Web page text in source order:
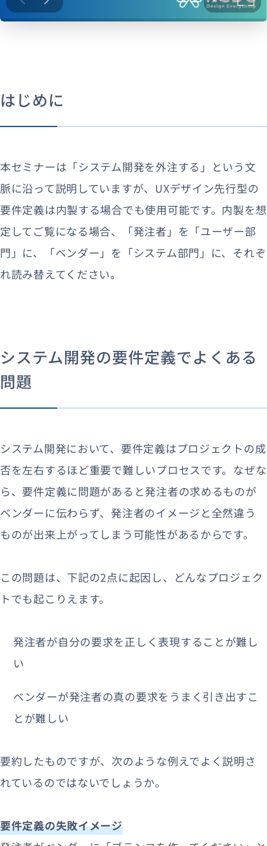
はじめに
本セミナーは「システム開発を外注する」という文
脈に沿って説明していますが、UXデザイン先行型の
要件定義は内製する場合でも使用可能です。内製を想
定してご覧になる場合、「発注者」を「ユーザー部
門」に、「ベンダー」を「システム部門」に、それぞ
れ読み替えてください。
システム開発の要件定義でよくある
問題
システム開発において、要件定義はプロジェクトの成
否を左右するほど重要で難しいプロセスです。なぜな
ら、要件定義に問題があると発注者の求めるものが
ベンダーに伝わらず、発注者のイメージと全然違う
ものが出来上がってしまう可能性があるからです。
この問題は、下記の2点に起因し、どんなプロジェク
トでも起こりえます。
発注者が自分の要求を正しく表現することが難し
い
ベンダーが発注者の真の要求をうまく引き出すこ
とが難しい
要約したものですが、次のような例えでよく説明さ
れているのではないでしょうか。
要件定義の失敗イメージ